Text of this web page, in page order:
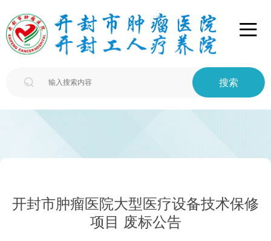

 搜索
开封市肿瘤医院大型医疗设备技术保修
项目 废标公告